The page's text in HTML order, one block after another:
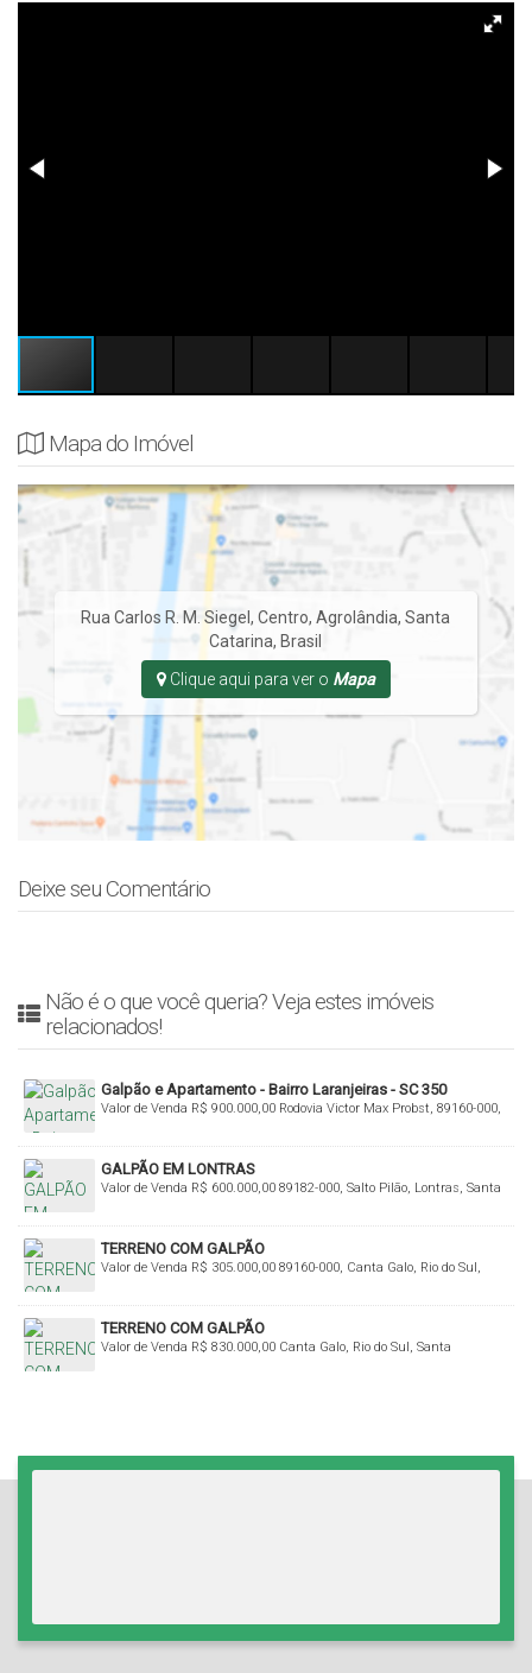
Mapa do Imóvel
Rua Carlos R. M. Siegel,Centro,Agrolândia,Santa
Catarina, Brasil
Clique aqui para ver o Mapa
Deixe seu Comentário
Não é o que você queria? Veja estes imóveis
relacionados!
Galpão e Apartamento - Bairro Laranjeiras - SC 350
R$ 900.000,00
Valor de Venda
Rodovia Victor Max Probst, 89160-000,
GALPÃO EM LONTRAS
R$ 600.000,00
Valor de Venda
89182-000, Salto Pilão, Lontras, Santa
TERRENO COM GALPÃO
R$ 305.000,00
Valor de Venda
89160-000, Canta Galo, Rio do Sul,
TERRENO COM GALPÃO
R$ 830.000,00
Valor de Venda
Canta Galo, Rio do Sul, Santa